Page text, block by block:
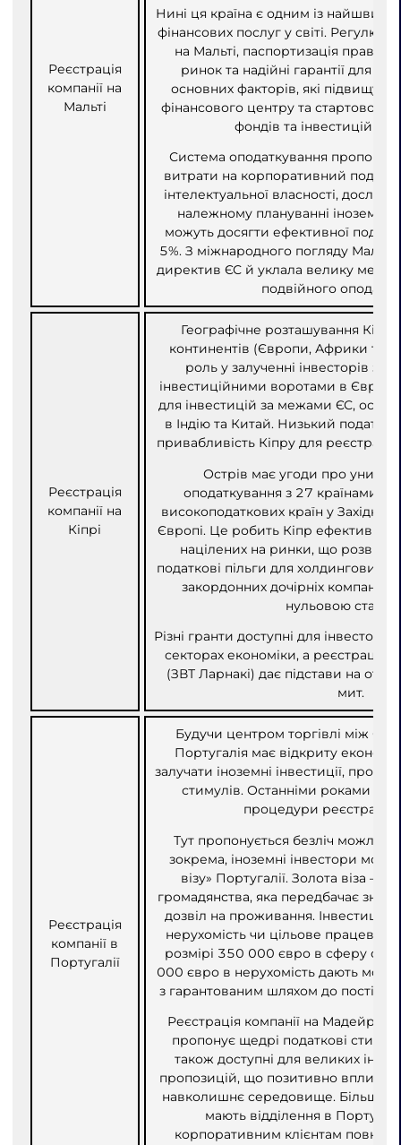
Реєстрація
компанії на
Мальті
Нині ця країна є одним із
фінансових послуг у світі.
на Мальті, паспортизація прав
ринок та надійні гарантії для
основних факторів, які
фінансового центру та стартового
фондів та інвестиційних
Система оподаткування пропонує
витрати на корпоративний
інтелектуальної власності,
належному плануванні іноземні
можуть досягти ефективної
5%. З міжнародного погляду
директив ЄС й уклала велику
подвійного
Реєстрація
компанії на
Кіпрі
Географічне розташування
континентів (Європи, Африки та
роль у залученні інвесторів з-
інвестиційними воротами в
для інвестицій за межами ЄС,
в Індію та Китай. Низький
привабливість Кіпру для
Острів має угоди про
оподаткування з 27 країнами,
високоподаткових країн у Західній,
Європі. Це робить Кіпр
націлених на ринки, що
податкові пільги для холдингових
закордонних дочірніх компаній
нульовою
Різні гранти доступні для
секторах економіки, а реєстрація
(ЗВТ Ларнакі) дає підстави на
мит.
Реєстрація
компанії в
Португалії
Будучи центром торгівлі між
Португалія має відкриту
залучати іноземні інвестиції,
стимулів. Останніми роками
процедури реєстрації
Тут пропонується безліч
зокрема, іноземні інвестори
візу» Португалії. Золота віза —
громадянства, яка передбачає
дозвіл на проживання. Інвестиції
нерухомість чи цільове
розмірі 350 000 євро в сферу
000 євро в нерухомість дають
з гарантованим шляхом до
Реєстрація компанії на Мадейрі
пропонує щедрі податкові
також доступні для великих
пропозицій, що позитивно
навколишнє середовище.
мають відділення в
корпоративним клієнтам повний